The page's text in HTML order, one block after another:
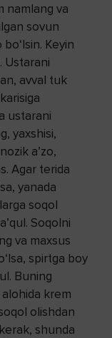
namlang va
sovun
Keyin
Ustarani
avval tuk
ustarani
yaxshisi,
a’zo,
Agar terida
yanada
soqol
Soqolni
va maxsus
spirtga boy
Buning
krem
olishdan
shunda